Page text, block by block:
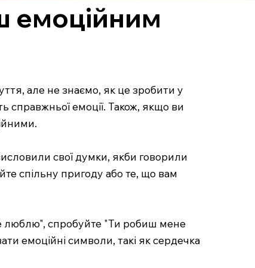
емоційним
але не знаємо, як це зробити у
справжньої емоції. Також, якщо ви
свої думки, якби говорили
спільну пригоду або те, що вам
люблю", спробуйте "Ти робиш мене
емоційні символи, такі як сердечка